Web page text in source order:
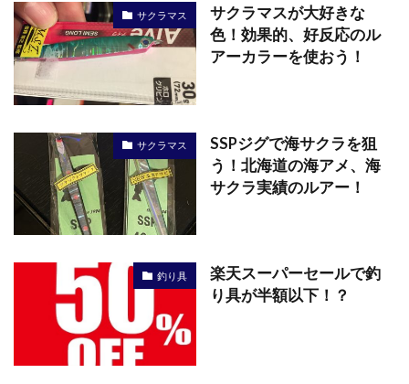
サクラマス
サクラマスが大好きな
色！効果的、好反応のル
アーカラーを使おう！
サクラマス
SSPジグで海サクラを狙
う！北海道の海アメ、海
サクラ実績のルアー！
釣り具
楽天スーパーセールで釣
り具が半額以下！？